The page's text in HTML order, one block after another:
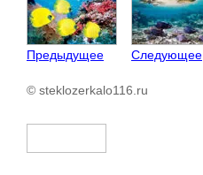
Предыдущее Следующее
© steklozerkalo116.ru